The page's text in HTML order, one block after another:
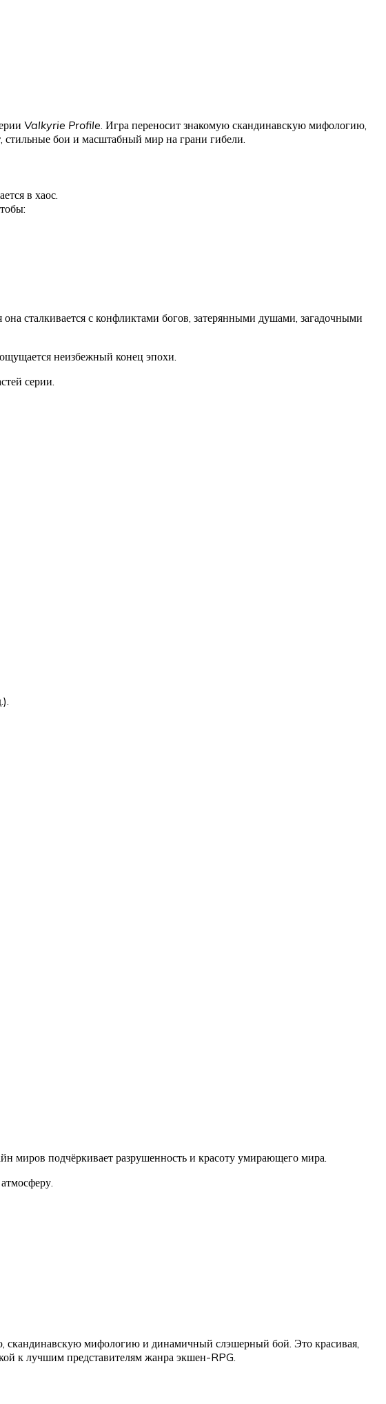
Valkyrie Profile . Игра переносит знакомую скандинавскую мифологию,
бои и масштабный мир на грани гибели.
в хаос.
сталкивается с конфликтами богов, затерянными душами, загадочными
неизбежный конец эпохи.
серии.
миров подчёркивает разрушенность и красоту умирающего мира.
скандинавскую мифологию и динамичный слэшерный бой. Это красивая,
к лучшим представителям жанра экшен-RPG.